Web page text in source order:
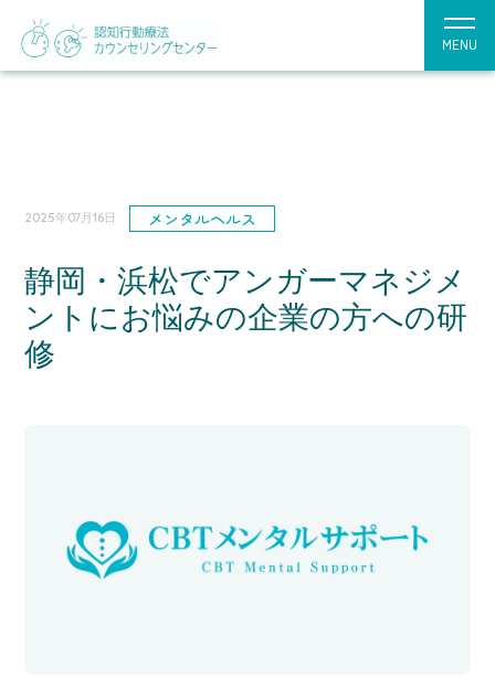
MENU
2025年07月16日 メンタルヘルス
静岡・浜松でアンガーマネジメ
ントにお悩みの企業の方への研
修